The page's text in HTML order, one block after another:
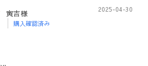
寅吉様
購入確認済み
2025-04-30